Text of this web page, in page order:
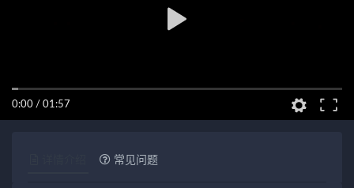
0:00 / 01:57
常见问题